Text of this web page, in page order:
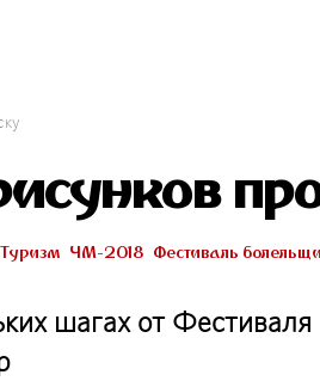
Туризм ЧМ-2018 Фестиваль
шагах от